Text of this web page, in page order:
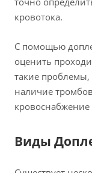
кровотока.
С помощью
оценить
такие проблемы,
наличие
кровоснабжение
Виды